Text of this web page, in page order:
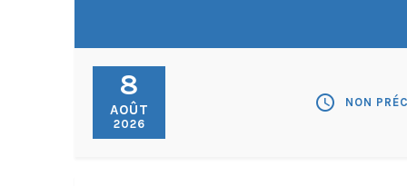
8
AOÛT
2026
schedule NON